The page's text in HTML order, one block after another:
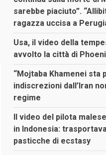
sarebbe piaciuto”.
ragazza uccisa a
Usa, il video della
avvolto la città di
“Mojtaba Khamenei sta
indiscrezioni dall’Iran
regime
Il video del pilota
in Indonesia:
pasticche di ecstasy